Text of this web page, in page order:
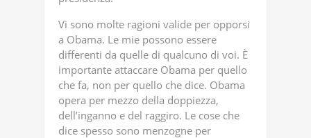
Vi sono molte ragioni valide per opporsi
a Obama. Le mie possono essere
differenti da quelle di qualcuno di voi. È
importante attaccare Obama per quello
che fa, non per quello che dice. Obama
opera per mezzo della doppiezza,
dell’inganno e del raggiro. Le cose che
dice spesso sono menzogne per